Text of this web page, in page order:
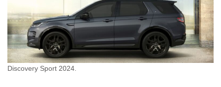
Discovery Sport 2024.